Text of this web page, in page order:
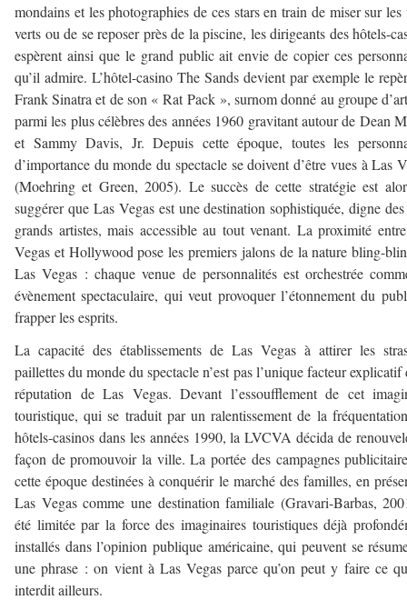
mondains et les photographies de ces stars en train de miser sur les
verts ou de se reposer près de la piscine, les dirigeants des hôtels-
espèrent ainsi que le grand public ait envie de copier ces
qu’il admire. L’hôtel-casino The Sands devient par exemple le
Frank Sinatra et de son « Rat Pack », surnom donné au groupe
parmi les plus célèbres des années 1960 gravitant autour de Dean
et Sammy Davis, Jr. Depuis cette époque, toutes les
d’importance du monde du spectacle se doivent d’être vues à Las
(Moehring et Green, 2005). Le succès de cette stratégie est
suggérer que Las Vegas est une destination sophistiquée, digne
grands artistes, mais accessible au tout venant. La proximité
Vegas et Hollywood pose les premiers jalons de la nature bling-
Las Vegas : chaque venue de personnalités est orchestrée
évènement spectaculaire, qui veut provoquer l’étonnement du
frapper les esprits.
La capacité des établissements de Las Vegas à attirer les
paillettes du monde du spectacle n’est pas l’unique facteur explicatif
réputation de Las Vegas. Devant l’essoufflement de cet
touristique, qui se traduit par un ralentissement de la
hôtels-casinos dans les années 1990, la LVCVA décida de
façon de promouvoir la ville. La portée des campagnes
cette époque destinées à conquérir le marché des familles, en
Las Vegas comme une destination familiale (Gravari-Barbas,
été limitée par la force des imaginaires touristiques déjà
installés dans l’opinion publique américaine, qui peuvent se
une phrase : on vient à Las Vegas parce qu’on peut y faire ce
interdit ailleurs.